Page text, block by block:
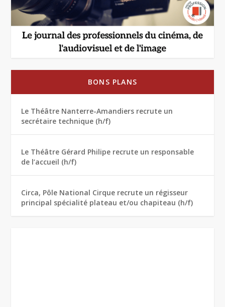
BONS PLANS
Le Théâtre Nanterre-Amandiers recrute un
secrétaire technique (h/f)
Le Théâtre Gérard Philipe recrute un responsable
de l’accueil (h/f)
Circa, Pôle National Cirque recrute un régisseur
principal spécialité plateau et/ou chapiteau (h/f)